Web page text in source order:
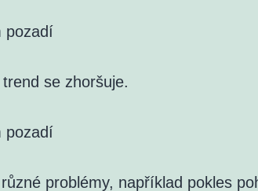
pozadí
se zhoršuje.
pozadí
problémy, například pokles